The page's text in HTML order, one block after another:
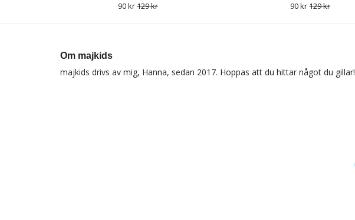
90 kr129 kr 90 kr129 kr
Om majkids
majkids drivs av mig, Hanna, sedan 2017. Hoppas att du hittar något du gillar!